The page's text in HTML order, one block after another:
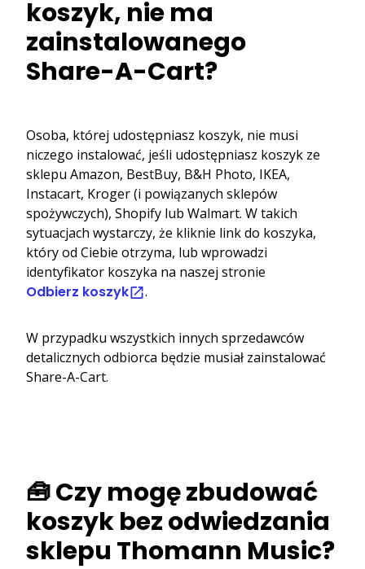
koszyk, nie ma
zainstalowanego
Share-A-Cart?
Osoba, której udostępniasz koszyk, nie musi
niczego instalować, jeśli udostępniasz koszyk ze
sklepu Amazon, BestBuy, B&H Photo, IKEA,
Instacart, Kroger (i powiązanych sklepów
spożywczych), Shopify lub Walmart. W takich
sytuacjach wystarczy, że kliknie link do koszyka,
który od Ciebie otrzyma, lub wprowadzi
identyfikator koszyka na naszej stronie
Odbierz koszyk .
W przypadku wszystkich innych sprzedawców
detalicznych odbiorca będzie musiał zainstalować
Share-A-Cart.
🧰 Czy mogę zbudować
koszyk bez odwiedzania
sklepu Thomann Music?